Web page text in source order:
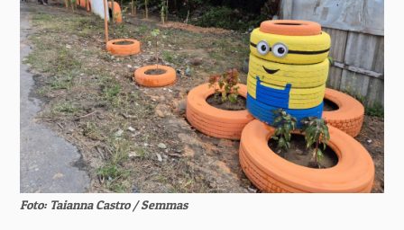
Foto: Taianna Castro / Semmas